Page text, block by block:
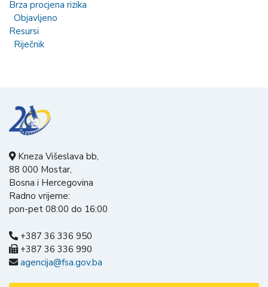
Brza procjena rizika
Objavljeno
Resursi
Riječnik
Kneza Višeslava bb,
88 000 Mostar,
Bosna i Hercegovina
Radno vrijeme:
pon-pet 08:00 do 16:00
+387 36 336 950
+387 36 336 990
agencija@fsa.gov.ba